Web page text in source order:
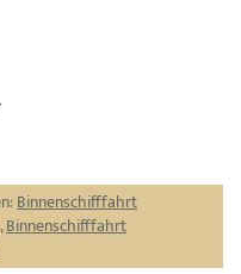
Binnenschifffahrt
,Binnenschifffahrt